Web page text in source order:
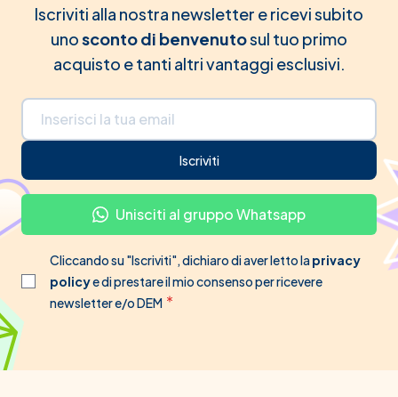
Iscriviti alla nostra newsletter e ricevi subito
unosconto di benvenutosul tuo primo
acquisto e tanti altri vantaggi esclusivi.
Indirizzo email
Iscriviti
Unisciti al gruppo Whatsapp
Cliccando su "Iscriviti", dichiaro di aver letto laprivacy
policye di prestare il mio consenso per ricevere
newsletter e/o DEM